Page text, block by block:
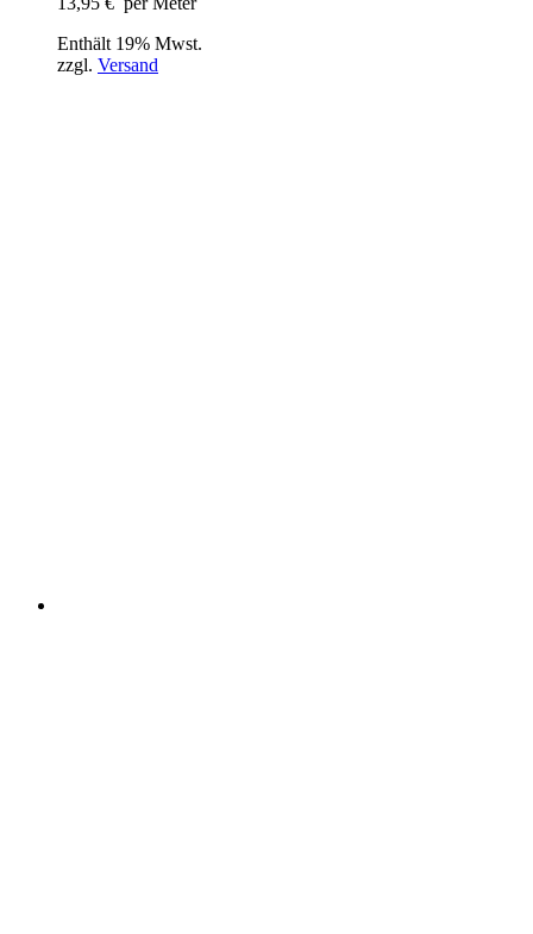
Enthält 19% Mwst.
zzgl. Versand